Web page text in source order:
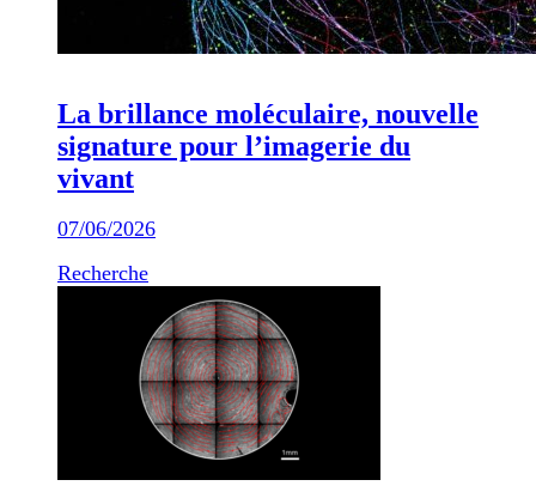
La brillance moléculaire, nouvelle
signature pour l’imagerie du
vivant
07/06/2026
Recherche